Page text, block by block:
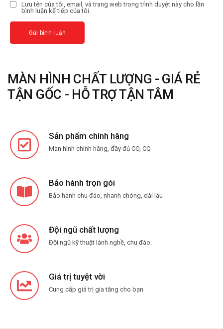
Lưu tên của tôi, email, và trang web trong trình duyệt này cho lần
bình luận kế tiếp của tôi.
MÀN HÌNH CHẤT LƯỢNG - GIÁ RẺ
TẬN GỐC - HỖ TRỢ TẬN TÂM
Sản phẩm chính hãng
Màn hình chính hãng, đầy đủ CO, CQ
Bảo hành trọn gói
Bảo hành chu đáo, nhanh chóng, dài lâu
Đội ngũ chất lượng
Đội ngũ kỹ thuật lành nghề, chu đáo.
Giá trị tuyệt vời
Cung cấp giá trị gia tăng cho bạn